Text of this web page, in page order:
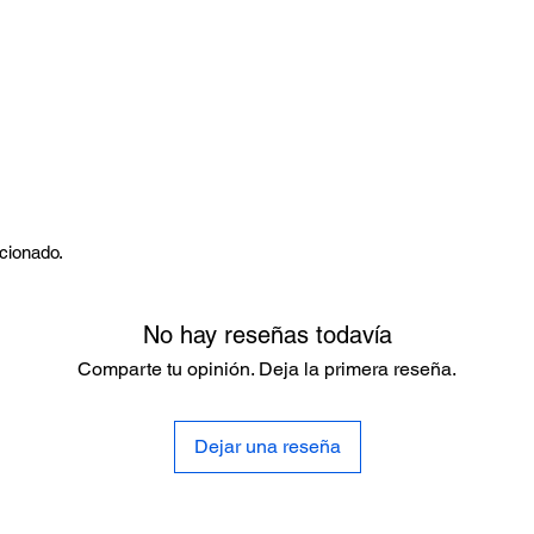
No hay reseñas todavía
Comparte tu opinión. Deja la primera reseña.
Dejar una reseña